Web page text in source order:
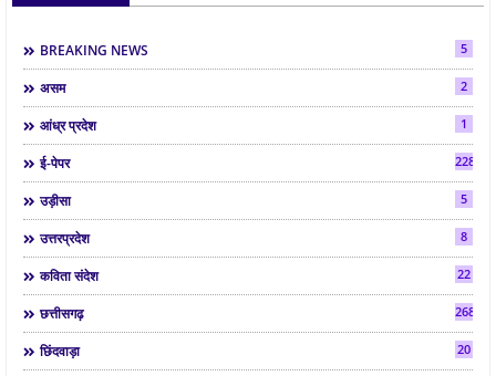
BREAKING NEWS 5
असम 2
आंध्र प्रदेश 1
ई-पेपर 2287
उड़ीसा 5
उत्तरप्रदेश 8
कविता संदेश 22
छत्तीसगढ़ 268
छिंदवाड़ा 20